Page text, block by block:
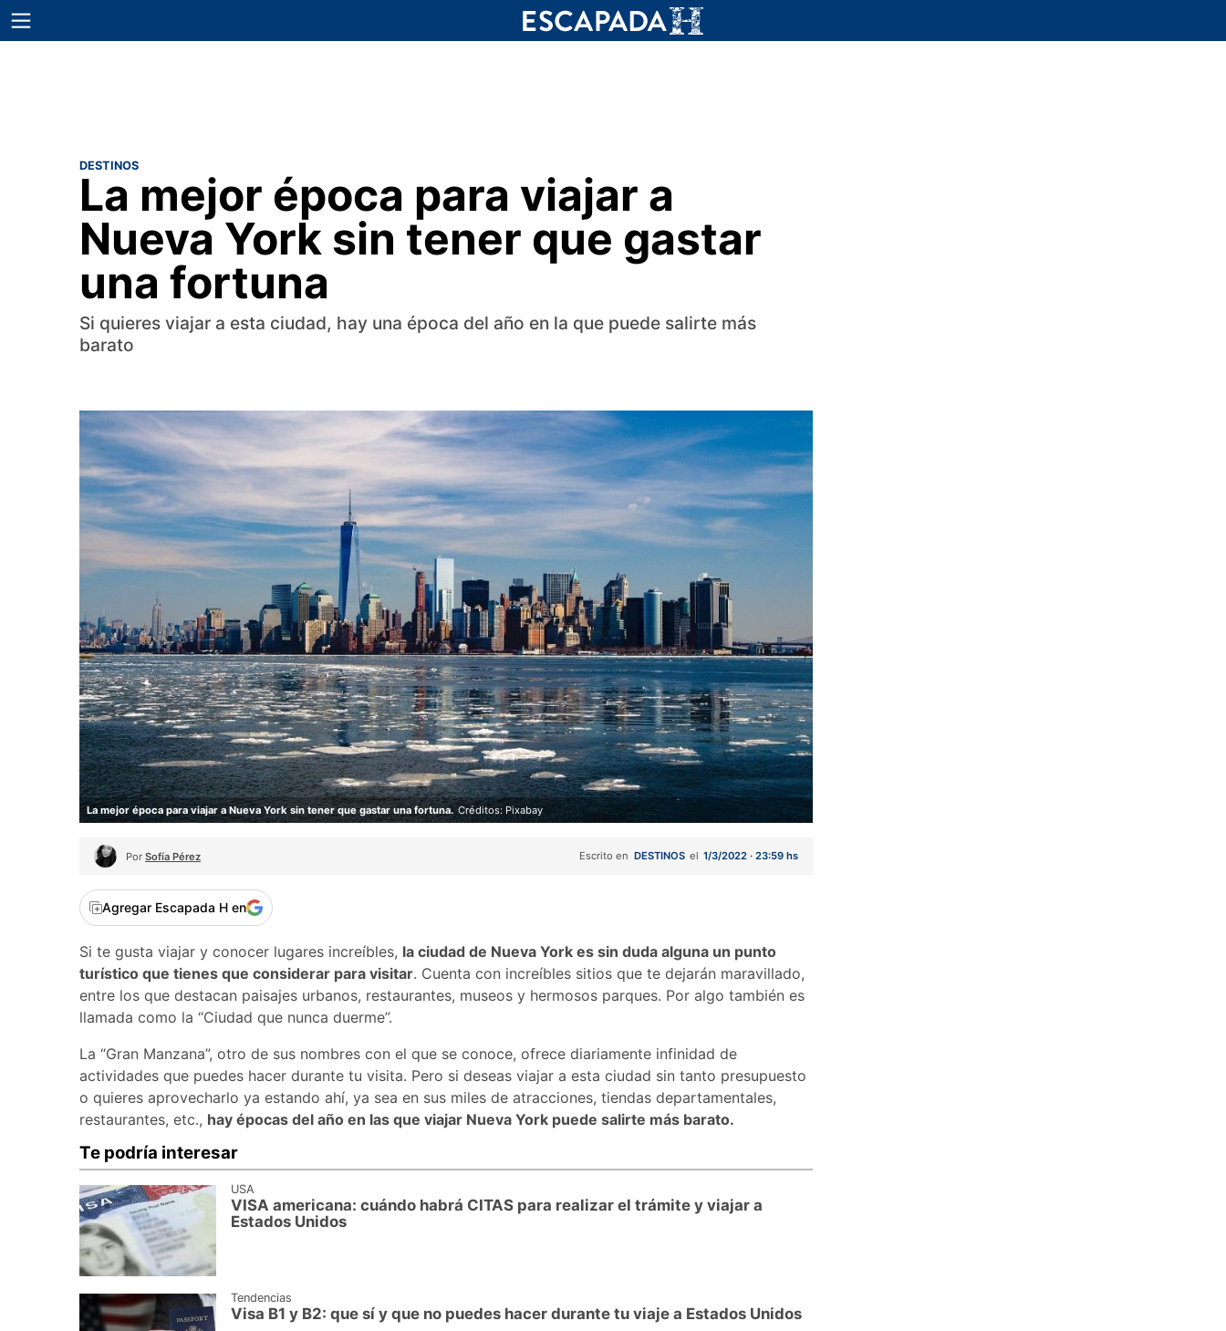
DESTINOS
La mejor época para viajar a
Nueva York sin tener que gastar
una fortuna
Si quieres viajar a esta ciudad, hay una época del año en la que puede salirte más
barato
La mejor época para viajar a Nueva York sin tener que gastar una fortuna. Créditos: Pixabay
Por Sofía Pérez Escrito en DESTINOS el 1/3/2022 · 23:59 hs
Agregar Escapada H en
Si te gusta viajar y conocer lugares increíbles, la ciudad de Nueva York es sin duda alguna un punto
turístico que tienes que considerar para visitar. Cuenta con increíbles sitios que te dejarán maravillado,
entre los que destacan paisajes urbanos, restaurantes, museos y hermosos parques. Por algo también es
llamada como la “Ciudad que nunca duerme”.
La “Gran Manzana”, otro de sus nombres con el que se conoce, ofrece diariamente infinidad de
actividades que puedes hacer durante tu visita. Pero si deseas viajar a esta ciudad sin tanto presupuesto
o quieres aprovecharlo ya estando ahí, ya sea en sus miles de atracciones, tiendas departamentales,
restaurantes, etc., hay épocas del año en las que viajar Nueva York puede salirte más barato.
Te podría interesar
USA
VISA americana: cuándo habrá CITAS para realizar el trámite y viajar a
Estados Unidos
Tendencias
Visa B1 y B2: que sí y que no puedes hacer durante tu viaje a Estados Unidos